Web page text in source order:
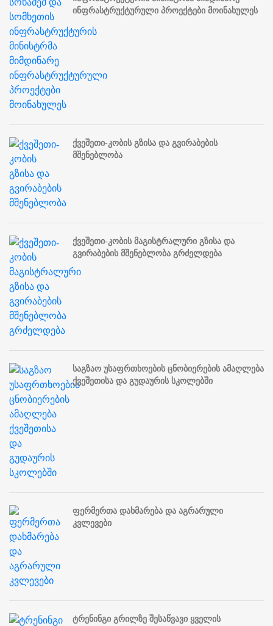
ინფრასტრუქტურული პროექტები მოინახულეს
ქვეშეთი-კობის გზისა და გვირაბების
მშენებლობა
ქვეშეთი-კობის მაგისტრალური გზისა და
გვირაბების მშენებლობა გრძელდება
საგზაო უსაფრთხოების ცნობიერების ამაღლება
ქვეშეთისა და გუდაურის სკოლებში
ფერმერთა დახმარება და აგრარული
კვლევები
ტრენინგი გრილზე შესაწვავი ყველის